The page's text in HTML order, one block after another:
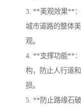
3. **美观效果**
城市道路的整体
观。
4. **支撑功能**
构，防止人行道
损。
5. **防止路缘石